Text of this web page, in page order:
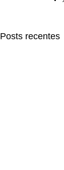
Posts recentes